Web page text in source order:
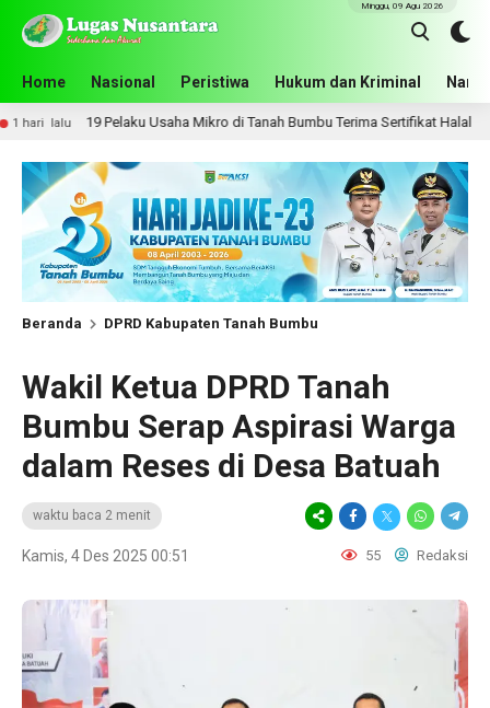
Home Nasional Peristiwa Hukum dan Kriminal
Minggu, 09 Agu 2026
Usaha Mikro di Tanah Bumbu Terima Sertifikat Halal 1 hari lalu
Beranda DPRD Kabupaten Tanah Bumbu
Wakil Ketua DPRD Tanah
Bumbu Serap Aspirasi Warga
dalam Reses di Desa Batuah
waktu baca 2 menit
Kamis, 4 Des 2025 00:51 55 Redaksi